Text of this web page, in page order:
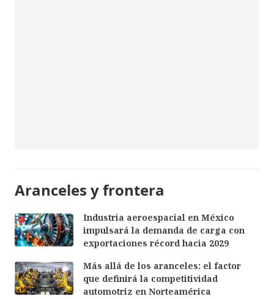
Aranceles y frontera
Industria aeroespacial en México
impulsará la demanda de carga con
exportaciones récord hacia 2029
Más allá de los aranceles: el factor
que definirá la competitividad
automotriz en Norteamérica